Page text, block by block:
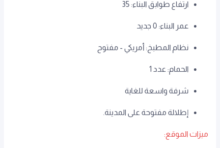
ارتفاع طوابق البناء: 35
عمر البناء: 0 جديد
نظام المطبخ: أمريكي - مفتوح
الحمام: عدد 1
شرفة واسعة للغاية
إطلالة مفتوحة على المدينة.
ميزات الموقع: